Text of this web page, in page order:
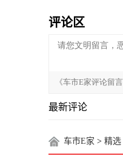
评论区
最新评论
车市E家 > 精选